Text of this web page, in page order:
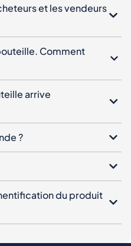
et les vendeurs
Comment
arrive
?
du produit